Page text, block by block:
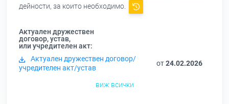
дейности, за които необходимо.
Актуален дружествен
договор, устав,
или учредителен акт:
Актуален дружествен договор/
учредителен акт/устав
от24.02.2026
виж всички